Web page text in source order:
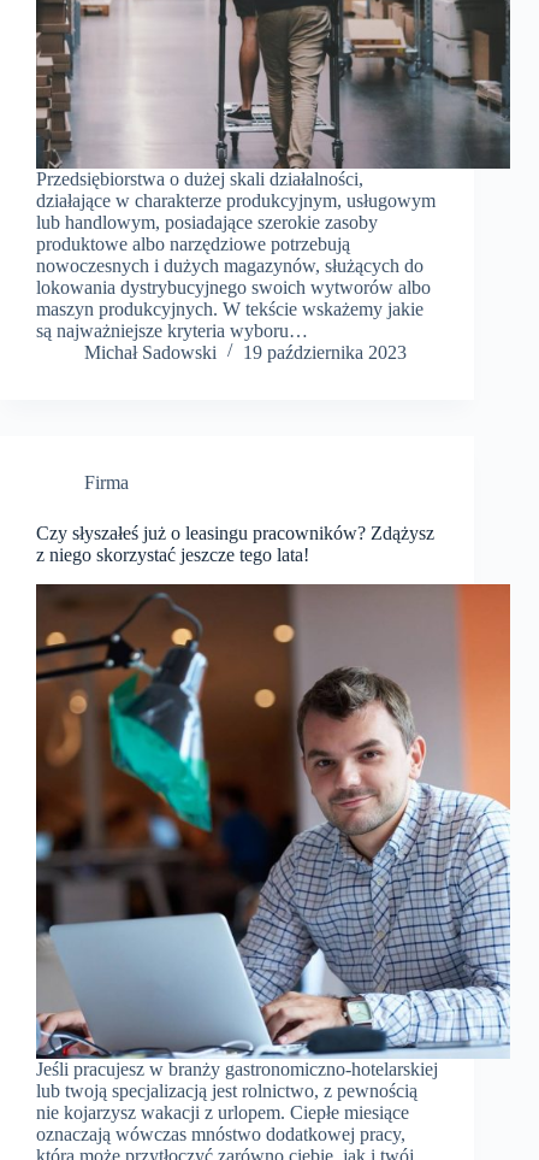
Przedsiębiorstwa o dużej skali działalności,
działające w charakterze produkcyjnym, usługowym
lub handlowym, posiadające szerokie zasoby
produktowe albo narzędziowe potrzebują
nowoczesnych i dużych magazynów, służących do
lokowania dystrybucyjnego swoich wytworów albo
maszyn produkcyjnych. W tekście wskażemy jakie
są najważniejsze kryteria wyboru…
Michał Sadowski
19 października 2023
Firma
Czy słyszałeś już o leasingu pracowników? Zdążysz
z niego skorzystać jeszcze tego lata!
Jeśli pracujesz w branży gastronomiczno-hotelarskiej
lub twoją specjalizacją jest rolnictwo, z pewnością
nie kojarzysz wakacji z urlopem. Ciepłe miesiące
oznaczają wówczas mnóstwo dodatkowej pracy,
która może przytłoczyć zarówno ciebie, jak i twój